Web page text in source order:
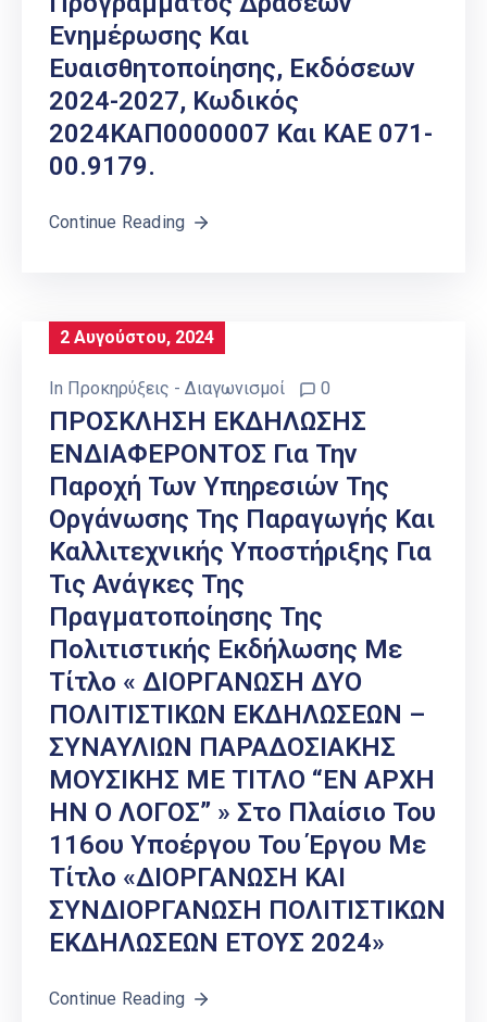
Ενημέρωσης Και
Ευαισθητοποίησης, Εκδόσεων
2024-2027, Κωδικός
2024ΚΑΠ0000007 Και ΚΑΕ 071-
00.9179.
Continue Reading
2 Αυγούστου, 2024
In Προκηρύξεις - Διαγωνισμοί 0
ΠΡΟΣΚΛΗΣΗ ΕΚΔΗΛΩΣΗΣ
ΕΝΔΙΑΦΕΡΟΝΤΟΣ Για Την
Παροχή Των Υπηρεσιών Της
Οργάνωσης Της Παραγωγής Και
Καλλιτεχνικής Υποστήριξης Για
Τις Ανάγκες Της
Πραγματοποίησης Της
Πολιτιστικής Εκδήλωσης Με
Τίτλο « ΔΙΟΡΓΑΝΩΣΗ ΔΥΟ
ΠΟΛΙΤΙΣΤΙΚΩΝ ΕΚΔΗΛΩΣΕΩΝ –
ΣΥΝΑΥΛΙΩΝ ΠΑΡΑΔΟΣΙΑΚΗΣ
ΜΟΥΣΙΚΗΣ ΜΕ ΤΙΤΛΟ “ΕΝ ΑΡΧΗ
ΗΝ Ο ΛΟΓΟΣ” » Στο Πλαίσιο Του
116ου Υποέργου Του Έργου Με
Τίτλο «ΔΙΟΡΓΑΝΩΣΗ ΚΑΙ
ΣΥΝΔΙΟΡΓΑΝΩΣΗ ΠΟΛΙΤΙΣΤΙΚΩΝ
ΕΚΔΗΛΩΣΕΩΝ ΕΤΟΥΣ 2024»
Continue Reading